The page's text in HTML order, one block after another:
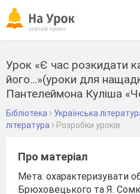
Урок «Є час розкидати
його…»(уроки для
Пантелеймона Куліша
Бібліотека Українська
література
Розробки уроків
Про матеріал
Мета: охарактеризувати
Брюховецького та Я.